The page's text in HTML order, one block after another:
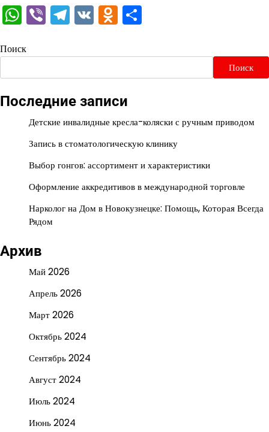
WhatsApp
ViberTelegram
VKOdnoklassniki
Поиск
Поиск
Последние записи
Детские инвалидные кресла-коляски с ручным приводом
Запись в стоматологическую клинику
Выбор гонгов: ассортимент и характеристики
Оформление аккредитивов в международной торговле
Нарколог на Дом в Новокузнецке: Помощь, Которая Всегда
Рядом
Архив
Май 2026
Апрель 2026
Март 2026
Октябрь 2024
Сентябрь 2024
Август 2024
Июль 2024
Июнь 2024